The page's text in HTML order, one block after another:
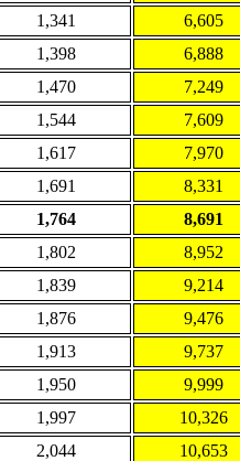
1,341
6,605
1,398
6,888
1,470
7,249
1,544
7,609
1,617
7,970
1,691
8,331
1,764 8,691
1,802
8,952
1,839
9,214
1,876
9,476
1,913
9,737
1,950
9,999
1,997
10,326
2,044
10,653